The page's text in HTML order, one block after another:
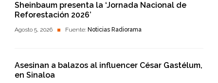
Sheinbaum presenta la ‘Jornada Nacional de
Reforestación 2026’
Agosto 5, 2026 Fuente: Noticias Radiorama
Asesinan a balazos al influencer César Gastélum,
en Sinaloa